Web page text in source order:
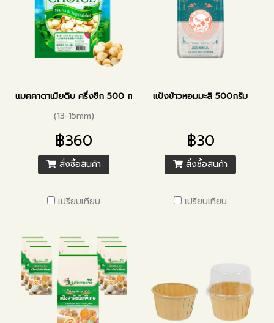
แมคคาดาเมียดิบ ครึ่งซีก 500 กรัม
(13-15mm)
฿360
สั่งซื้อสินค้า
เปรียบเทียบ
แป้งข้าวหอมมะลิ 500กรัม
฿30
สั่งซื้อสินค้า
เปรียบเทียบ